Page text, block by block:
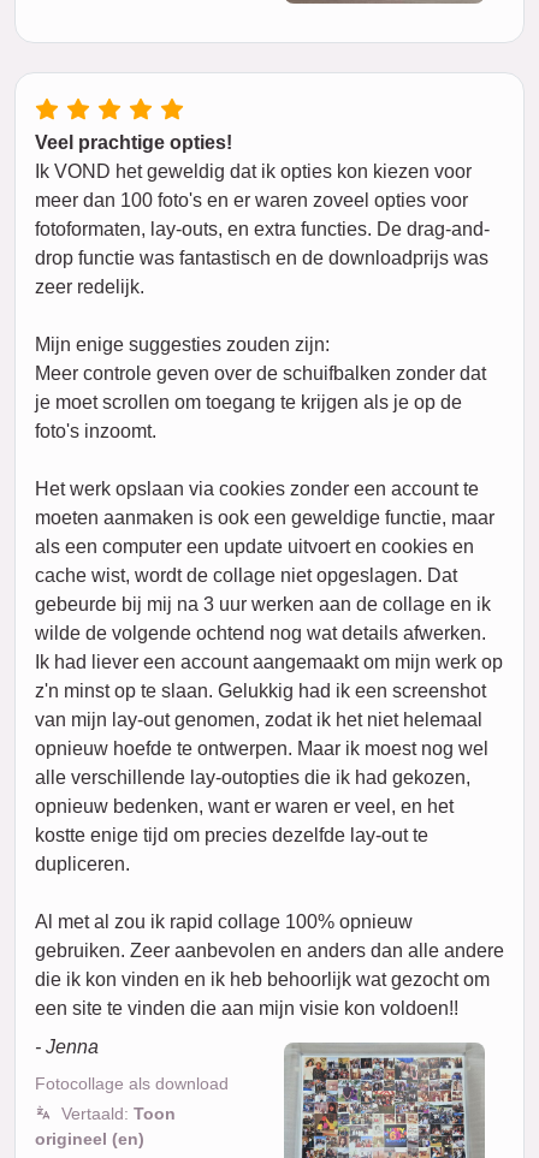
Veel prachtige opties!
Ik VOND het geweldig dat ik opties kon kiezen voor
meer dan 100 foto's en er waren zoveel opties voor
fotoformaten, lay-outs, en extra functies. De drag-and-
drop functie was fantastisch en de downloadprijs was
zeer redelijk.
Mijn enige suggesties zouden zijn:
Meer controle geven over de schuifbalken zonder dat
je moet scrollen om toegang te krijgen als je op de
foto's inzoomt.
Het werk opslaan via cookies zonder een account te
moeten aanmaken is ook een geweldige functie, maar
als een computer een update uitvoert en cookies en
cache wist, wordt de collage niet opgeslagen. Dat
gebeurde bij mij na 3 uur werken aan de collage en ik
wilde de volgende ochtend nog wat details afwerken.
Ik had liever een account aangemaakt om mijn werk op
z'n minst op te slaan. Gelukkig had ik een screenshot
van mijn lay-out genomen, zodat ik het niet helemaal
opnieuw hoefde te ontwerpen. Maar ik moest nog wel
alle verschillende lay-outopties die ik had gekozen,
opnieuw bedenken, want er waren er veel, en het
kostte enige tijd om precies dezelfde lay-out te
dupliceren.
Al met al zou ik rapid collage 100% opnieuw
gebruiken. Zeer aanbevolen en anders dan alle andere
die ik kon vinden en ik heb behoorlijk wat gezocht om
een site te vinden die aan mijn visie kon voldoen!!
- Jenna
Fotocollage als download
Vertaald: Toon
origineel (en)